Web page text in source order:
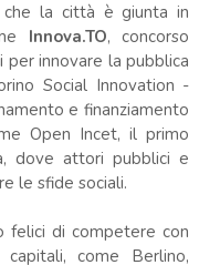
che la città è giunta in
Innova.TO, concorso
innovare la pubblica
Social Innovation -
e finanziamento
Open Incet, il primo
dove attori pubblici e
le sfide sociali.
felici di competere con
capitali, come Berlino,